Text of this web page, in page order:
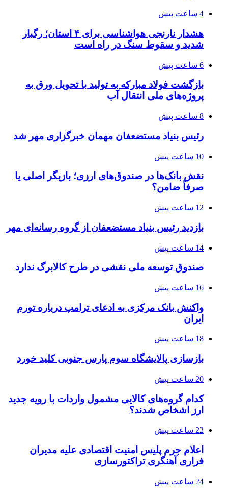
4 ساعت پیش
هشدار نارنجی هواشناسی برای ۴ استان؛ رگبار
شدید و سقوط سنگ در راه است
6 ساعت پیش
بازگشت فولاد مبارکه به تولید با تحویل ورق به
پروژه‌های ملی انتقال آب
8 ساعت پیش
رئیس بنیاد مستضعفان مهمان خبرگزاری مهر شد
10 ساعت پیش
نقش بانک‌ها در صندوق‌های ارزی؛ بازیگر اصلی یا
صرفاً ضامن؟
12 ساعت پیش
بازدید رئیس بنیاد مستضعفان از گروه رسانه‌ای مهر
14 ساعت پیش
صندوق توسعه ملی نقشی در طرح کالابرگ ندارد
16 ساعت پیش
واکنش بانک مرکزی به ادعای ترامپ درباره تورم
ایران
18 ساعت پیش
بازسازی پالایشگاه سوم پارس جنوبی کلید خورد
20 ساعت پیش
کدام گروه‌های کالایی مشمول واردات با رویه جدید
ارز اشخاص شدند؟
22 ساعت پیش
اعلام جرم پلیس امنیت اقتصادی علیه مدیران
فراری آهنگری تراکتورسازی
24 ساعت پیش